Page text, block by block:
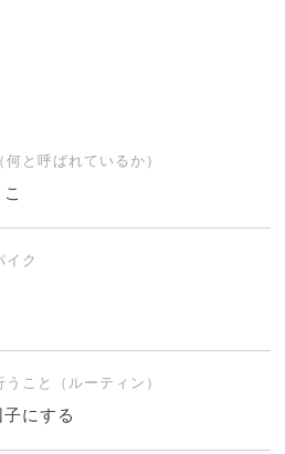
と呼ばれているか）
イク
こと（ルーティン）
にする